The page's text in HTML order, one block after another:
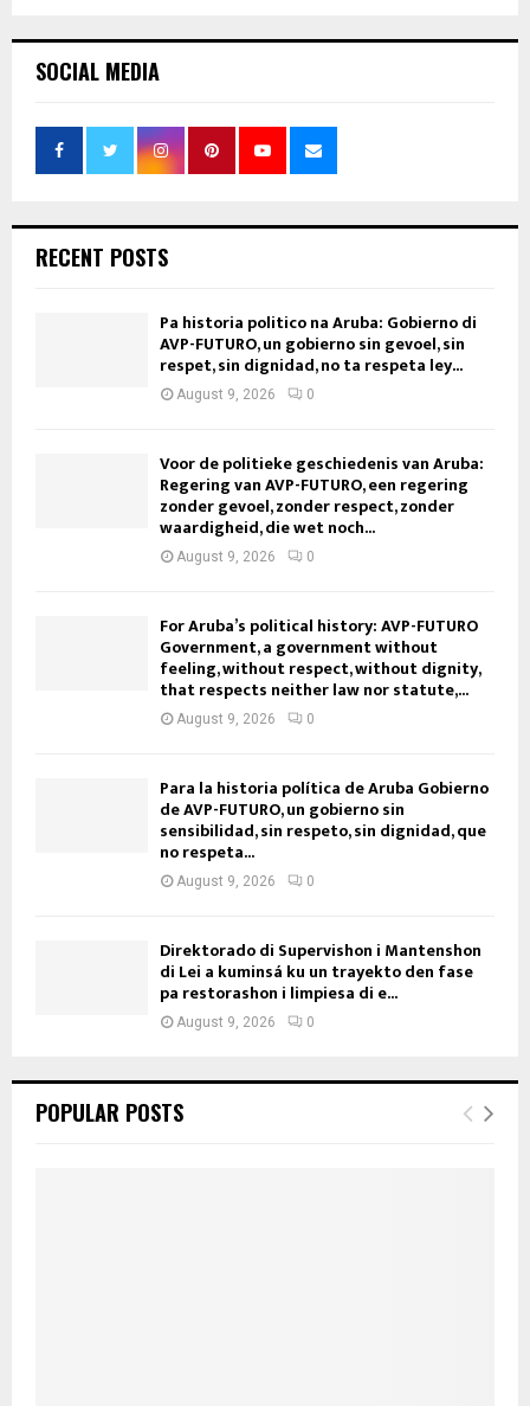
SOCIAL MEDIA
RECENT POSTS
Pa historia politico na Aruba: Gobierno di
AVP-FUTURO, un gobierno sin gevoel, sin
respet, sin dignidad, no ta respeta ley...
August 9, 2026 0
Voor de politieke geschiedenis van Aruba:
Regering van AVP-FUTURO, een regering
zonder gevoel, zonder respect, zonder
waardigheid, die wet noch...
August 9, 2026 0
For Aruba’s political history: AVP-FUTURO
Government, a government without
feeling, without respect, without dignity,
that respects neither law nor statute,...
August 9, 2026 0
Para la historia política de Aruba Gobierno
de AVP-FUTURO, un gobierno sin
sensibilidad, sin respeto, sin dignidad, que
no respeta...
August 9, 2026 0
Direktorado di Supervishon i Mantenshon
di Lei a kuminsá ku un trayekto den fase
pa restorashon i limpiesa di e...
August 9, 2026 0
POPULAR POSTS